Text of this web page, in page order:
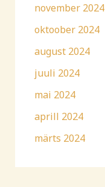
november 2024
oktoober 2024
august 2024
juuli 2024
mai 2024
aprill 2024
märts 2024